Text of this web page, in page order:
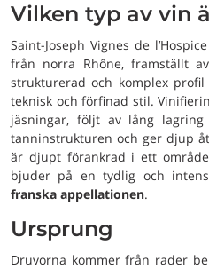
Vilken typ av vin
Saint-Joseph Vignes de
från norra Rhône, framställt
strukturerad och komplex
teknisk och förfinad stil.
jäsningar, följt av lång lagring
tanninstrukturen och ger djup
är djupt förankrad i ett
bjuder på en tydlig och
franska appellationen.
Ursprung
Druvorna kommer från rader